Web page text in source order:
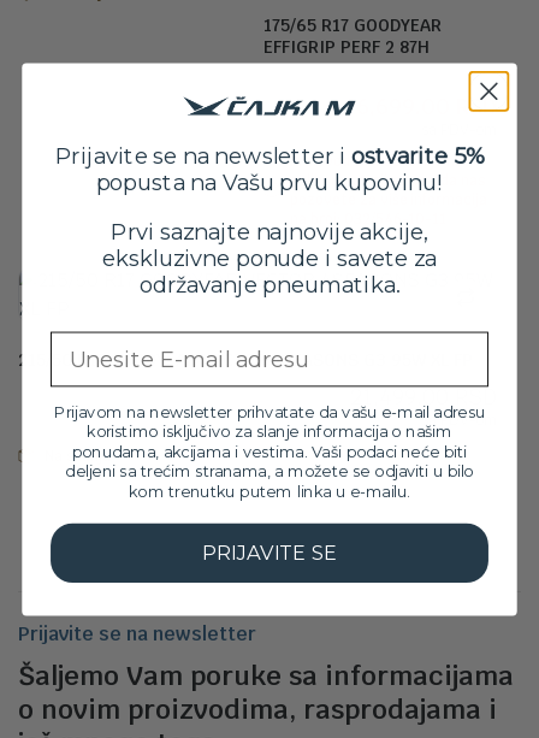
17,599.00 RSD.
175/65 R17 GOODYEAR
EFFIGRIP PERF 2 87H
RSD
16,699.00 RSD
Proizvod trenutno nije na
zalihama. Molimo vas da nas
pozovete za više informacija
na broj: 032/546-10-11
215/50 R17 GOODYEAR VECTOR 4SEASONS G3 95W XL FP
21,499.00RSD
sa PDV-om
Na stanju
Prijavite se na newsletter
Šaljemo Vam poruke sa informacijama
o novim proizvodima, rasprodajama i
Prijavite se na newsletter i ostvarite 5%
popusta na Vašu prvu kupovinu!
Prvi saznajte najnovije akcije,
ekskluzivne ponude i savete za
održavanje pneumatika.
Prijavom na newsletter prihvatate da vašu e-mail adresu
koristimo isključivo za slanje informacija o našim
ponudama, akcijama i vestima. Vaši podaci neće biti
deljeni sa trećim stranama, a možete se odjaviti u bilo
kom trenutku putem linka u e-mailu.
PRIJAVITE SE